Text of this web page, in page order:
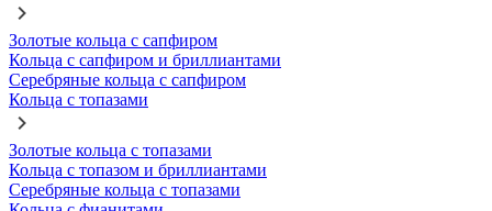
Золотые кольца с сапфиром
Кольца с сапфиром и бриллиантами
Серебряные кольца с сапфиром
Кольца с топазами
Золотые кольца с топазами
Кольца с топазом и бриллиантами
Серебряные кольца с топазами